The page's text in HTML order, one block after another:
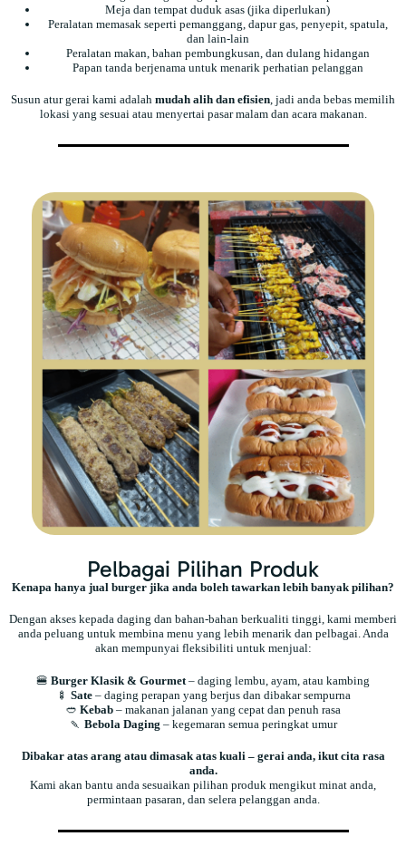
Meja dan tempat duduk asas (jika diperlukan)
Peralatan memasak seperti pemanggang, dapur gas, penyepit, spatula,
dan lain-lain
Peralatan makan, bahan pembungkusan, dan dulang hidangan
Papan tanda berjenama untuk menarik perhatian pelanggan
Susun atur gerai kami adalah mudah alih dan efisien, jadi anda bebas memilih
lokasi yang sesuai atau menyertai pasar malam dan acara makanan.
Pelbagai Pilihan Produk
Kenapa hanya jual burger jika anda boleh tawarkan lebih banyak pilihan?
Dengan akses kepada daging dan bahan-bahan berkualiti tinggi, kami memberi
anda peluang untuk membina menu yang lebih menarik dan pelbagai. Anda
akan mempunyai fleksibiliti untuk menjual:
🍔 Burger Klasik & Gourmet – daging lembu, ayam, atau kambing
🍢 Sate– daging perapan yang berjus dan dibakar sempurna
🥙 Kebab – makanan jalanan yang cepat dan penuh rasa
🍡 Bebola Daging – kegemaran semua peringkat umur
Dibakar atas arang atau dimasak atas kuali – gerai anda, ikut cita rasa
anda.
Kami akan bantu anda sesuaikan pilihan produk mengikut minat anda,
permintaan pasaran, dan selera pelanggan anda.